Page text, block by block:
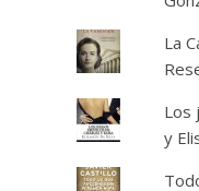
La
Los
y